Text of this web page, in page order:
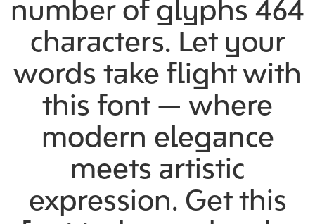
number of glyphs 464
characters. Let your
words take flight with
this font — where
modern elegance
meets artistic
expression. Get this